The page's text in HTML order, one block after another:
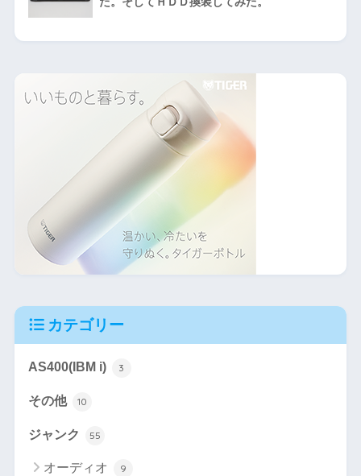
カテゴリー
AS400(IBM i) 3
その他 10
ジャンク 55
オーディオ 9